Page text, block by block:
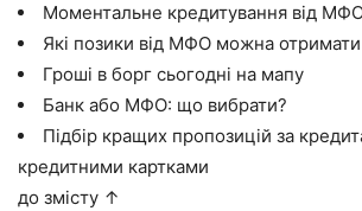
Моментальне кредитування від
Які позики від МФО можна
Гроші в борг сьогодні на мапу
Банк або МФО: що вибрати?
Підбір кращих пропозицій за
кредитними картками
до змісту ↑